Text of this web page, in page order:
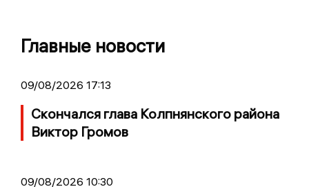
Главные новости
09/08/2026 17:13
Скончался глава Колпнянского района
Виктор Громов
09/08/2026 10:30